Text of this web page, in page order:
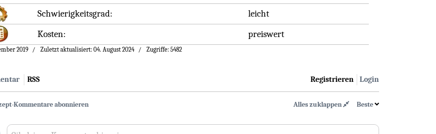
Schwierigkeitsgrad:
leicht
Kosten:
preiswert
2019 Zuletzt aktualisiert: 04. August 2024 Zugriffe: 5482
RSS Login
Registrieren
Kommentare abonnieren Beste
Alles zuklappen